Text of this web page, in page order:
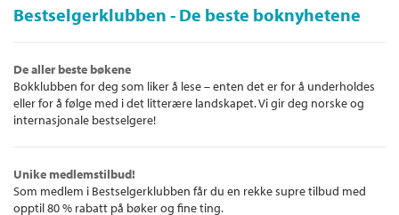
Bestselgerklubben - De beste boknyhetene
De aller beste bøkene
Bokklubben for deg som liker å lese – enten det er for å underholdes
eller for å følge med i det litterære landskapet. Vi gir deg norske og
internasjonale bestselgere!
Unike medlemstilbud!
Som medlem i Bestselgerklubben får du en rekke supre tilbud med
opptil 80 % rabatt på bøker og fine ting.